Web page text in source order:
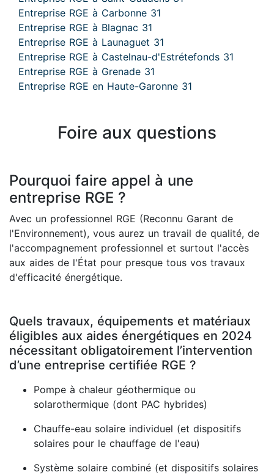
Entreprise RGE à Carbonne 31
Entreprise RGE à Blagnac 31
Entreprise RGE à Launaguet 31
Entreprise RGE à Castelnau-d'Estrétefonds 31
Entreprise RGE à Grenade 31
Entreprise RGE en Haute-Garonne 31
Foire aux questions
Pourquoi faire appel à une
entreprise RGE ?
Avec un professionnel RGE (Reconnu Garant de
l'Environnement), vous aurez un travail de qualité, de
l'accompagnement professionnel et surtout l'accès
aux aides de l'État pour presque tous vos travaux
d'efficacité énergétique.
Quels travaux, équipements et matériaux
éligibles aux aides énergétiques en 2024
nécessitant obligatoirement l’intervention
d’une entreprise certifiée RGE ?
Pompe à chaleur géothermique ou
solarothermique (dont PAC hybrides)
Chauffe-eau solaire individuel (et dispositifs
solaires pour le chauffage de l'eau)
Système solaire combiné (et dispositifs solaires